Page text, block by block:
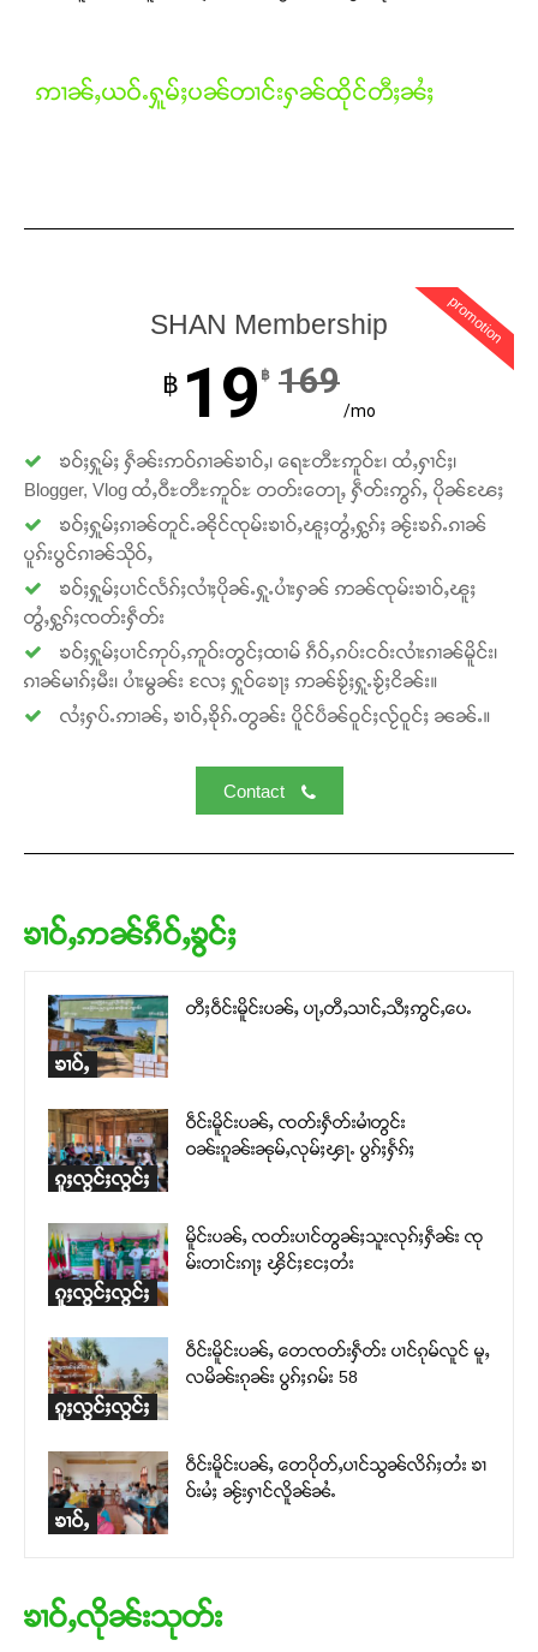
တႃႇႁႂ်ႈသဵင်ၵၢင်ၸႂ်ၵူၼ်းမိူင်း ၵူႈတီႈၵူႈလႅၼ်ပေႃးတေၸွ
တ်ႇ တူဝ်ႈလုမ်ႈၾႃႉၼၼ်ႉ ၶဝ်ႈႁူမ်ႈၵမ်ႉထႅမ် ၸုမ်းၶၢ
ဝ်ႇၽူႈတွႆႇႁွၵ်ႈ လႆႈယူႇၶႃႈဢေႃႈ။
ဢၢၼ်ႇယဝ်ႉႁူမ်ႈပၼ်တၢင်းႁၼ်ထိုင်တီႈၼႆႈ
promotion
SHAN Membership
฿ 19 ฿ 169
/mo
ၶဝ်ႈႁူမ်ႈ ႁဵၼ်းဢဝ်ၵၢၼ်ၶၢဝ်ႇ၊ ရေႊတီႊဢူဝ်ႊ၊ ထႆႇႁၢင်ႈ၊
Blogger, Vlog ထႆႇဝီႊတီႊဢူဝ်ႊ တတ်းတေႃႇ ႁဵတ်းဢွၵ်ႇ ပိုၼ်ၽႄႈ
ၶဝ်ႈႁူမ်ႈၵၢၼ်တူင်ႉၼိုင်ၸုမ်းၶၢဝ်ႇၽူႈတွႆႇႁွၵ်ႈ ၼႂ်းၶၵ်ႉၵၢၼ်
ပူၵ်းပွင်ၵၢၼ်သိုဝ်ႇ
ၶဝ်ႈႁူမ်ႈပၢင်လႅၵ်ႈလၢႆႈပိုၼ်ႉႁူႉပၢႆးႁၼ် ဢၼ်ၸုမ်းၶၢဝ်ႇၽူႈ
တွႆႇႁွၵ်ႈၸတ်းႁဵတ်း
ၶဝ်ႈႁူမ်ႈပၢင်ဢုပ်ႇဢူဝ်းတွင်ႈထၢမ် ၵဵဝ်ႇၵပ်းငဝ်းလၢႆးၵၢၼ်မိူင်း၊
ၵၢၼ်မၢၵ်ႈမီး၊ ပၢႆးမွၼ်း လႄႈ ႁူဝ်ၶေႃႈ ဢၼ်ၶႂ်ႈႁူႉၶႂ်ႈငိၼ်း။
လႆႈႁပ်ႉဢၢၼ်ႇ ၶၢဝ်ႇၶိုၵ်ႉတွၼ်း ပိူင်ပဵၼ်ဝူင်ႈလႂ်ဝူင်ႈ ၼၼ်ႉ။
Contact
ၶၢဝ်ႇဢၼ်ၵဵဝ်ႇၶွင်ႈ
ၶၢဝ်ႇ
တီႈဝဵင်းမိူင်းပၼ်ႇ ပႃႇတီႇသၢင်ႇသီႈဢွင်ႇပေႉ
ၵူႈလွင်ႈလွင်ႈ
ဝဵင်းမိူင်းပၼ်ႇ ၸတ်းႁဵတ်းမၢႆတွင်း
ဝၼ်းၵူၼ်းၼုမ်ႇလုမ်ႈၾႃႉ ပွၵ်ႈႁႅၵ်ႈ
ၵူႈလွင်ႈလွင်ႈ
မိူင်းပၼ်ႇ ၸတ်းပၢင်တွၼ်ႈသူးလုၵ်ႈႁဵၼ်း ၸု
မ်းတၢင်းၵႃႈ ၾိင်ႈငႄႈတႆး
ၵူႈလွင်ႈလွင်ႈ
ဝဵင်းမိူင်းပၼ်ႇ တေၸတ်းႁဵတ်း ပၢင်ၵုမ်လူင် မူႇ
လမိၼ်းၵုၼ်း ပွၵ်ႈၵမ်း 58
ၶၢဝ်ႇ
ဝဵင်းမိူင်းပၼ်ႇ တေပိုတ်ႇပၢင်သွၼ်လိၵ်ႈတႆး ၶၢ
ဝ်းမႆႈ ၼႂ်းႁၢင်လိူၼ်ၼႆႉ
ၶၢဝ်ႇလိုၼ်းသုတ်း